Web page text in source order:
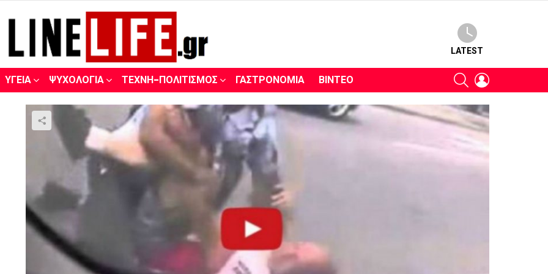
LATEST
ΥΓΕΊΑ ΨΥΧΟΛΟΓΊΑ ΤΈΧΝΗ-ΠΟΛΙΤΙΣΜΌΣ ΓΑΣΤΡΟΝΟΜΊΑ ΒΊΝΤΕΟ SEARCH